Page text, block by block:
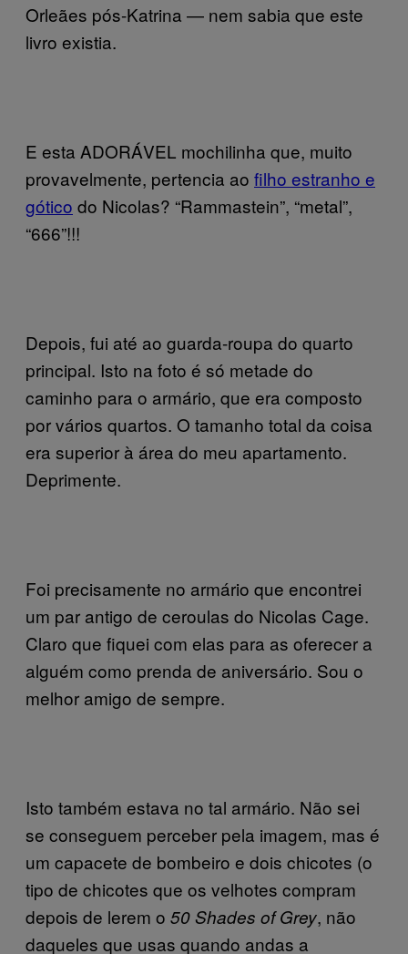
Orleães pós-Katrina — nem sabia que este
livro existia.
E esta ADORÁVEL mochilinha que, muito
provavelmente, pertencia ao filho estranho e
gótico do Nicolas? “Rammastein”, “metal”,
“666”!!!
Depois, fui até ao guarda-roupa do quarto
principal. Isto na foto é só metade do
caminho para o armário, que era composto
por vários quartos. O tamanho total da coisa
era superior à área do meu apartamento.
Deprimente.
Foi precisamente no armário que encontrei
um par antigo de ceroulas do Nicolas Cage.
Claro que fiquei com elas para as oferecer a
alguém como prenda de aniversário. Sou o
melhor amigo de sempre.
Isto também estava no tal armário. Não sei
se conseguem perceber pela imagem, mas é
um capacete de bombeiro e dois chicotes (o
tipo de chicotes que os velhotes compram
depois de lerem o 50 Shades of Grey, não
daqueles que usas quando andas a